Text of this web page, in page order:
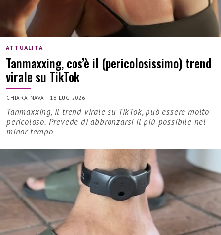
ATTUALITÀ
Tanmaxxing, cos’è il (pericolosissimo) trend
virale su TikTok
CHIARA NAVA | 18 LUG 2026
Tanmaxxing, il trend virale su TikTok, può essere molto
pericoloso. Prevede di abbronzarsi il più possibile nel
minor tempo...